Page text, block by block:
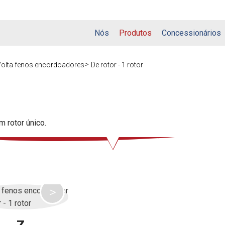
Nós Produtos Concessionários
fenos encordoadores De rotor - 1 rotor
rotor único.